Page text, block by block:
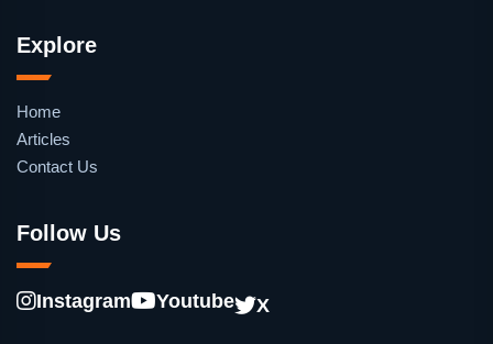
Explore
Home
Articles
Contact Us
Follow Us
Instagram Youtube X